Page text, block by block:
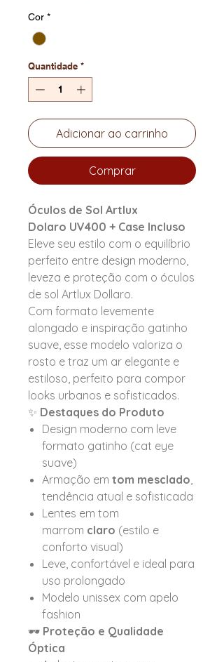
Cor *
Quantidade *
Adicionar ao carrinho
Comprar
Óculos de Sol Artlux
Dolaro UV400 + Case Incluso
Eleve seu estilo com o equilíbrio
perfeito entre design moderno,
leveza e proteção com o óculos
de sol Artlux Dollaro.
Com formato levemente
alongado e inspiração gatinho
suave, esse modelo valoriza o
rosto e traz um ar elegante e
estiloso, perfeito para compor
looks urbanos e sofisticados.
✨ Destaques do Produto
Design moderno com leve
formato gatinho (cat eye
suave)
Armação em tom mesclado,
tendência atual e sofisticada
Lentes em tom
marrom claro (estilo e
conforto visual)
Leve, confortável e ideal para
uso prolongado
Modelo unissex com apelo
fashion
🕶️ Proteção e Qualidade
Óptica